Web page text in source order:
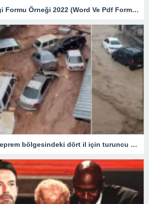
İş Başvuru Ve Bilgi Formu Örneği 2022 (Word Ve Pdf Formatında)
Meteoroloji’den deprem bölgesindeki dört il için turuncu kod alarmı